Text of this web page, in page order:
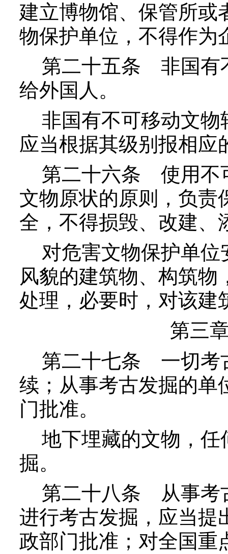
建立博物馆、保管所或
物保护单位，不得作为
第二十五条 非国有
给外国人。
非国有不可移动文物
应当根据其级别报相应
第二十六条 使用不
文物原状的原则，负责
全，不得损毁、改建、
对危害文物保护单位
风貌的建筑物、构筑
处理，必要时，对该建
第三
第二十七条 一切考
续；从事考古发掘的单
门批准。
地下埋藏的文物，任
掘。
第二十八条 从事考
进行考古发掘，应当提
政部门批准；对全国重